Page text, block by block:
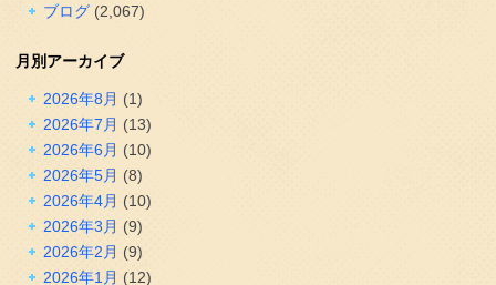
ブログ(2,067)
月別アーカイブ
2026年8月 (1)
2026年7月 (13)
2026年6月 (10)
2026年5月 (8)
2026年4月 (10)
2026年3月 (9)
2026年2月 (9)
2026年1月 (12)